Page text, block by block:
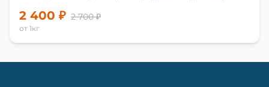
2 400 ₽ 2 700 ₽
от 1кг